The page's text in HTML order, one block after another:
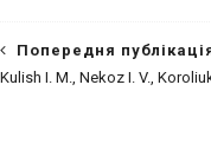
Попередня
Kulish I. M., Nekoz I. V.,